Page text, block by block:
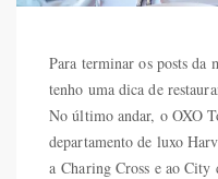
Para terminar os posts da
tenho uma dica de
No último andar, o OXO
departamento de luxo
a Charing Cross e ao City